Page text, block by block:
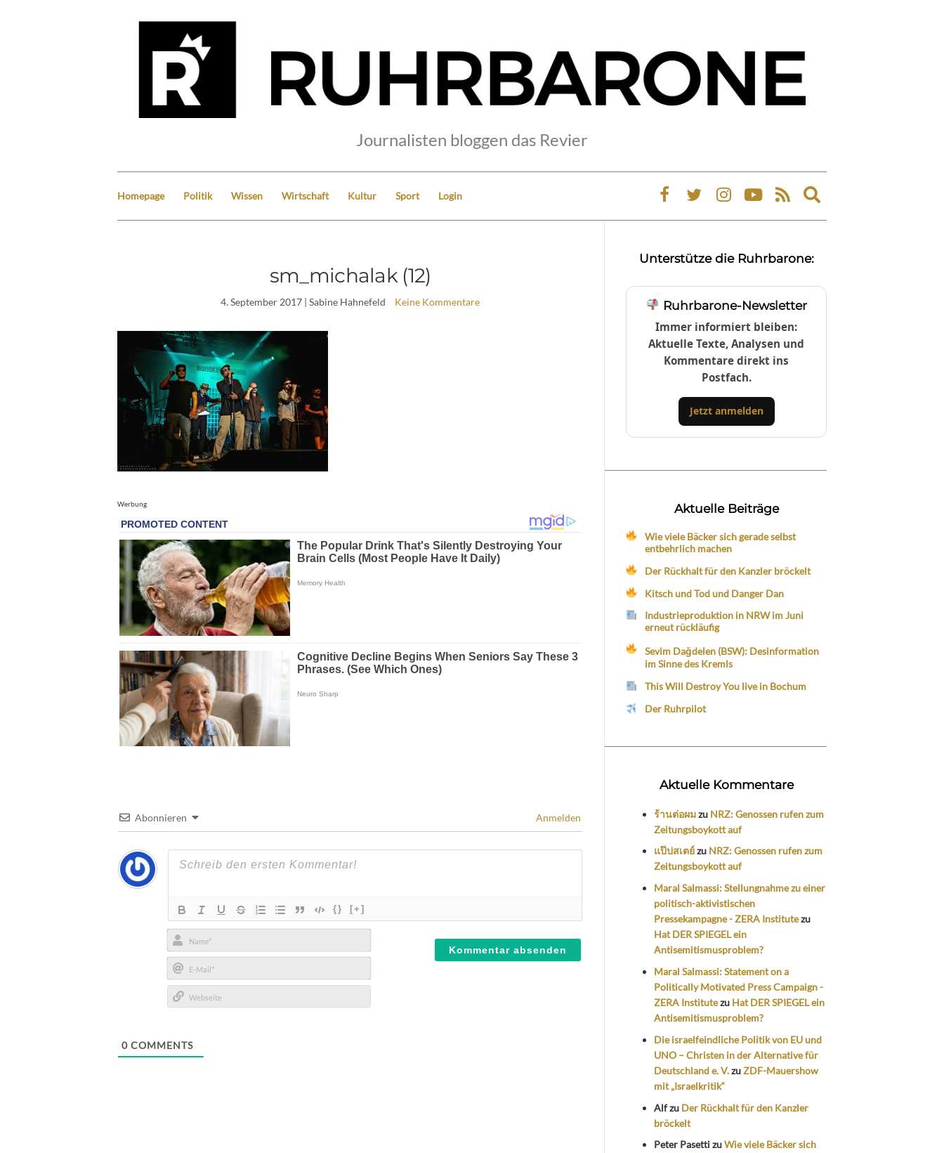
Journalisten bloggen das Revier
Homepage Politik Wissen Wirtschaft Kultur Sport Login
Expand
search
sm_michalak (12)
4. September 2017 | Sabine Hahnefeld Keine Kommentare
Werbung
Abonnieren Anmelden
{} [+]
Name*
E-
Mail*
0 COMMENTS
Unterstütze die Ruhrbarone:
Ruhrbarone-Newsletter
Immer informiert bleiben:
Aktuelle Texte, Analysen und
Kommentare direkt ins
Postfach.
Jetzt anmelden
Aktuelle Beiträge
Wie viele Bäcker sich gerade selbst
entbehrlich machen
Der Rückhalt für den Kanzler bröckelt
Kitsch und Tod und Danger Dan
Industrieproduktion in NRW im Juni
erneut rückläufig
Sevim Dağdelen (BSW): Desinformation
im Sinne des Kremls
This Will Destroy You live in Bochum
Der Ruhrpilot
Aktuelle Kommentare
ร้านต่อผมzu NRZ: Genossen rufen zum
Zeitungsboykott auf
แป๊ปสเตย์zu NRZ: Genossen rufen zum
Zeitungsboykott auf
Maral Salmassi: Stellungnahme zu einer
politisch-aktivistischen
Pressekampagne - ZERA Institutezu
Hat DER SPIEGEL ein
Antisemitismusproblem?
Maral Salmassi: Statement on a
Politically Motivated Press Campaign -
ZERA Institutezu Hat DER SPIEGEL ein
Antisemitismusproblem?
Die israelfeindliche Politik von EU und
UNO – Christen in der Alternative für
Deutschland e. V.zuZDF-Mauershow
mit „Israelkritik“
Alfzu Der Rückhalt für den Kanzler
bröckelt
Peter PasettizuWie viele Bäcker sich